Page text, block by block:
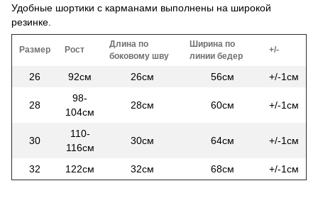
Удобные шортики с карманами выполнены на широкой
резинке.
Размер Рост
Длина по
боковому шву
Ширина по
линии бедер
+/-
26 92см 26см 56см +/-1см
28
98-
104см
28см 60см +/-1см
30
110-
116см
30см 64см +/-1см
32 122см 32см 68см +/-1см